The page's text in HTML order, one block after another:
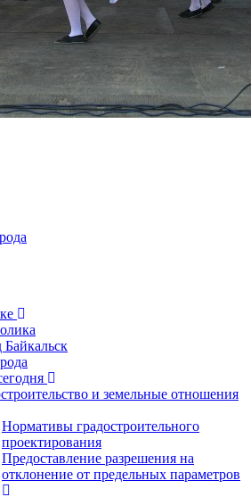
Байкальск
и земельные отношения
Нормативы градостроительного
проектирования
Предоставление разрешения на
отклонение от предельных параметров